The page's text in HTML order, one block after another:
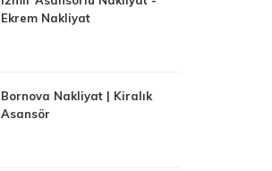
Ekrem Nakliyat
Bornova Nakliyat | Kiralık
Asansör